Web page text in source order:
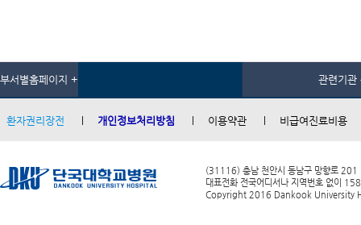
부서별홈페이지 + 관련기관
환자권리장전 개인정보처리방침 이용약관 비급여진료비용
(31116) 충남 천안시 동남구 망향로 201
대표전화 전국어디서나 지역번호 없이
Copyright 2016 Dankook University